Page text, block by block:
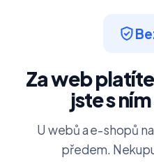
Za web
jste s
U webů a e-shopů
předem.